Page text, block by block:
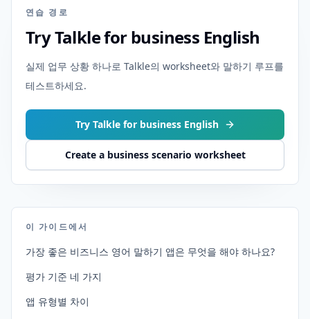
연습 경로
Try Talkle for business English
실제 업무 상황 하나로 Talkle의 worksheet와 말하기 루프를
테스트하세요.
Try Talkle for business English
Create a business scenario worksheet
이 가이드에서
가장 좋은 비즈니스 영어 말하기 앱은 무엇을 해야 하나요?
평가 기준 네 가지
앱 유형별 차이